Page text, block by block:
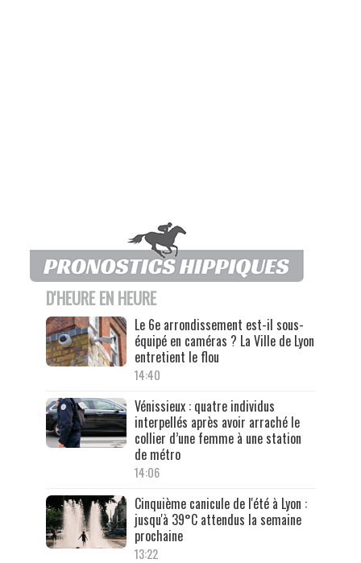
D'HEURE EN HEURE
Le 6e arrondissement est-il sous-
équipé en caméras ? La Ville de Lyon
entretient le flou
14:40
Vénissieux : quatre individus
interpellés après avoir arraché le
collier d’une femme à une station
de métro
14:06
Cinquième canicule de l'été à Lyon :
jusqu'à 39°C attendus la semaine
prochaine
13:22